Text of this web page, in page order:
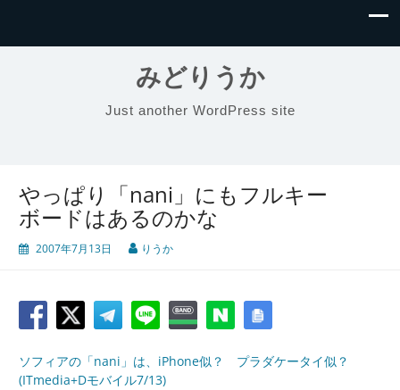
みどりうか
Just another WordPress site
やっぱり「nani」にもフルキー
ボードはあるのかな
2007年7月13日 りうか
ソフィアの「nani」は、iPhone似？ プラダケータイ似？
(ITmedia+Dモバイル7/13)